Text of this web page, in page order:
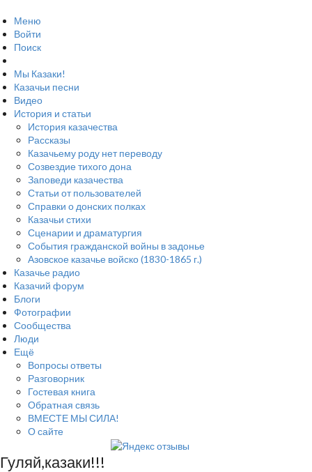
Меню
Войти
Поиск
Мы Казаки!
Казачьи песни
Видео
История и статьи
История казачества
Рассказы
Казачьему роду нет переводу
Созвездие тихого дона
Заповеди казачества
Статьи от пользователей
Справки о донских полках
Казачьи стихи
Сценарии и драматургия
События гражданской войны в задонье
Азовское казачье войско (1830-1865 г.)
Казачье радио
Казачий форум
Блоги
Фотографии
Сообщества
Люди
Ещё
Вопросы ответы
Разговорник
Гостевая книга
Обратная связь
ВМЕСТЕ МЫ СИЛА!
О сайте
Гуляй,казаки!!!